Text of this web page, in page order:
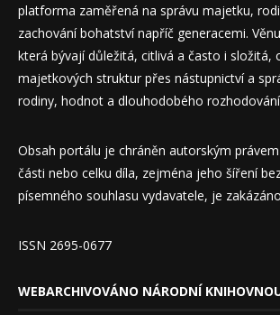
platforma zaměřená na správu majetku,
zachování bohatství napříč generacemi.
která bývají důležitá, citlivá a často i složitá,
majetkových struktur přes nástupnictví a
rodiny, hodnot a dlouhodobého
Obsah portálu je chráněn autorským
části nebo celku díla, zejména jeho šíření
písemného souhlasu vydavatele, je
ISSN 2695-0677
WEBARCHIVOVÁNO NÁRODNÍ